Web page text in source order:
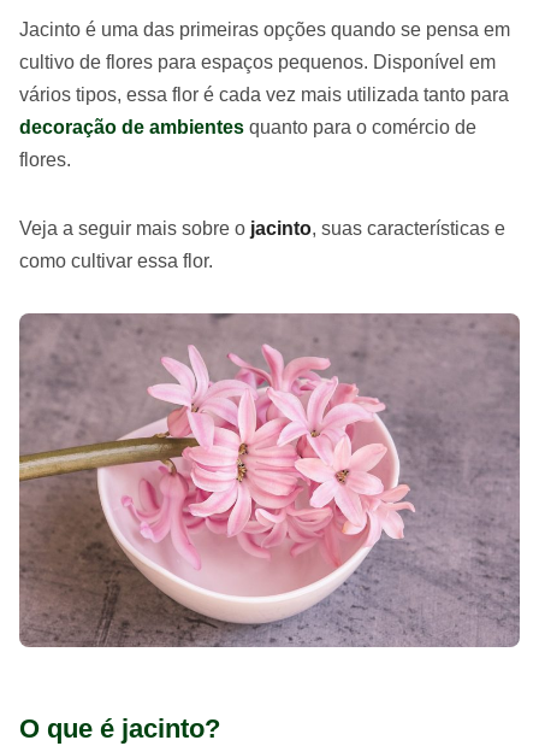
Jacinto é uma das primeiras opções quando se pensa em
cultivo de flores para espaços pequenos. Disponível em
vários tipos, essa flor é cada vez mais utilizada tanto para
decoração de ambientes quanto para o comércio de
flores.
Veja a seguir mais sobre o jacinto, suas características e
como cultivar essa flor.
O que é jacinto?